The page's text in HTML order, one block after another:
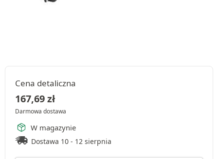
Cena detaliczna
167,69zł
Darmowa dostawa
W magazynie
Dostawa 10 - 12 sierpnia